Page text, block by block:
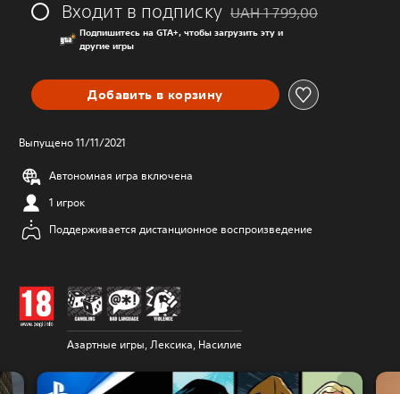
Входит в подписку Скидка с исходной цены
UAH 1 799,00
Подпишитесь на GTA+, чтобы загрузить эту и
другие игры
Добавить в корзину
Выпущено 11/11/2021
Автономная игра включена
1 игрок
Поддерживается дистанционное воспроизведение
Азартные игры, Лексика, Насилие